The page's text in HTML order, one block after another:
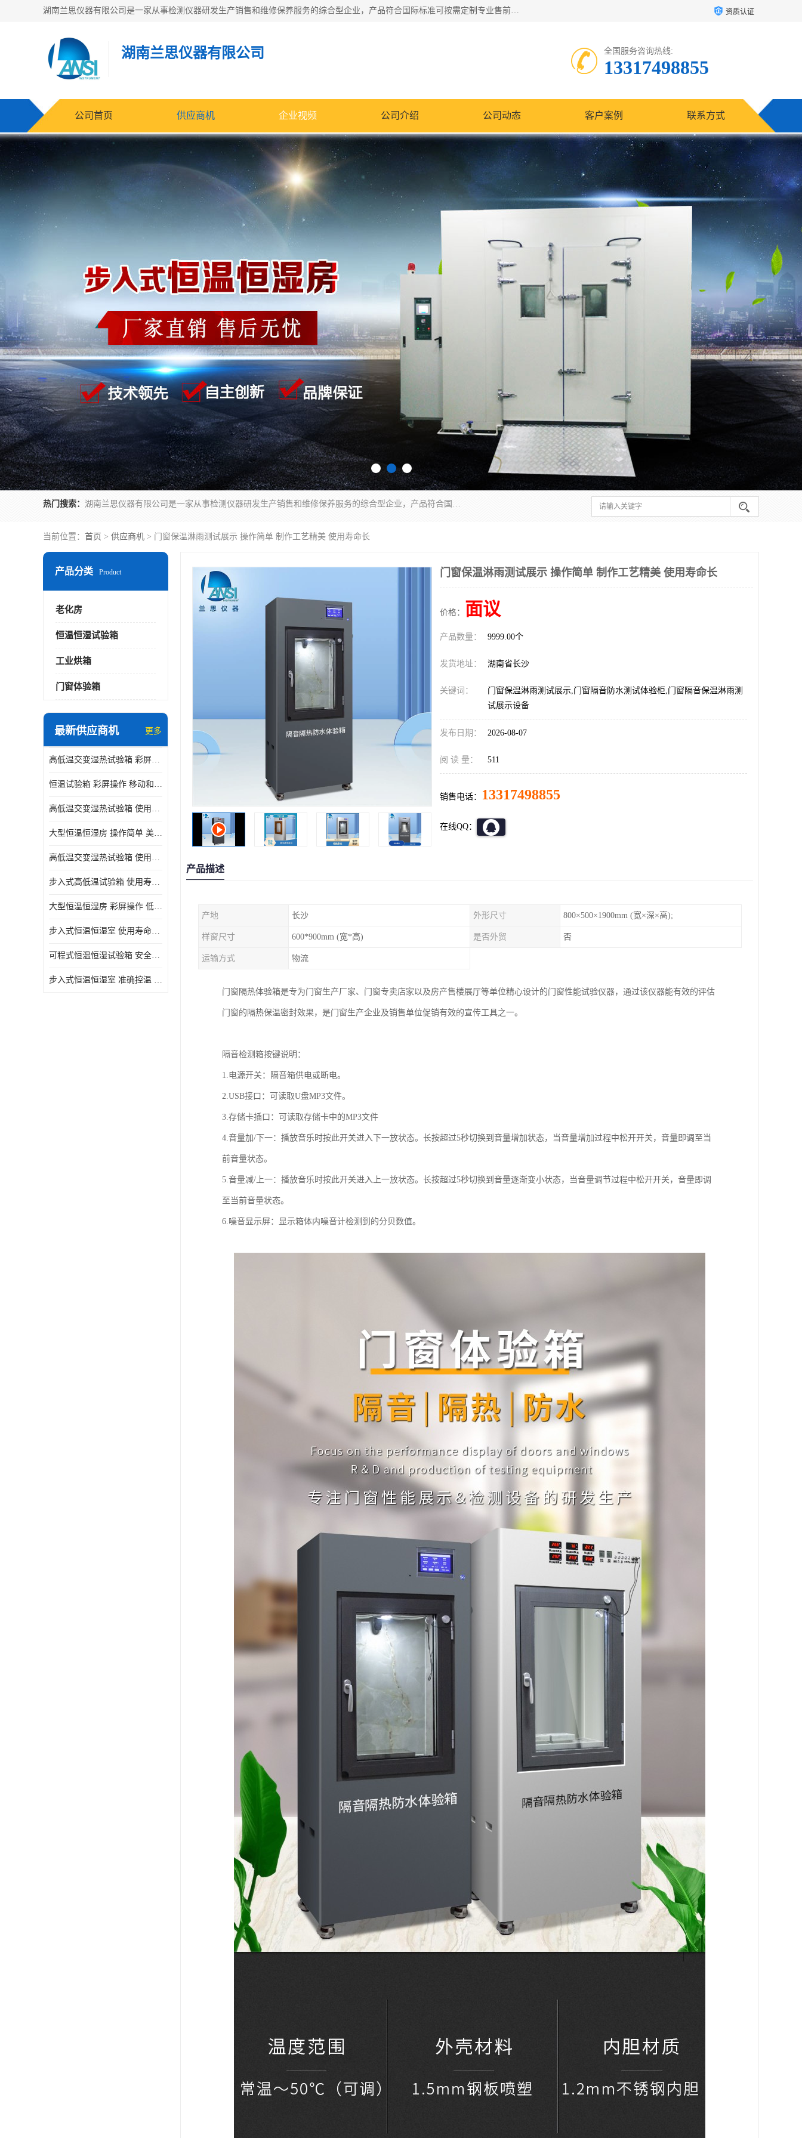
湖南兰思仪器有限公司是一家从事检测仪器研发生产销售和维修保养服务的综合型企业，产品符合国际标准可按需定制专业售前售后工程师，主要有门窗性能体验箱、门窗隔音展示箱、恒温恒湿试验箱、步入式恒温恒湿房、高低温试验箱、老化试验箱、老化试验房、恒温恒湿培养箱、水泥标准养护试验箱、电热鼓风干燥试验箱、真空干燥箱、工业烤箱、盐雾腐蚀试验箱等。 资质认证
湖南兰思仪器有限公司 全国服务咨询热线:
13317498855
公司首页 供应商机 企业视频 公司介绍 公司动态 客户案例 联系方式
热门搜索： 湖南兰思仪器有限公司是一家从事检测仪器研发生产销售和维修保养服务的综合型企业，产品符合国际标准可按需定制专业售前售后工程师，主要有门窗性能体验箱、门窗隔音展示箱、恒温恒湿试验箱、步入式恒温恒湿房、高低温试验箱、老化试验箱、老化试验房、恒温恒湿培养箱、水泥标准养护试验箱、电热鼓风干燥试验箱、真空干燥箱、工业烤箱、盐雾腐蚀试验箱等。
当前位置： 首页 > 供应商机 > 门窗保温淋雨测试展示 操作简单 制作工艺精美 使用寿命长
产品分类 Product
老化房
恒温恒湿试验箱
工业烘箱
门窗体验箱
最新供应商机 更多
高低温交变湿热试验箱 彩屏操作 移动和放置方便
恒温试验箱 彩屏操作 移动和放置方便
高低温交变湿热试验箱 使用寿命长 优良外油漆
大型恒温恒湿房 操作简单 美观实用 清洁更方便
高低温交变湿热试验箱 使用寿命长 造型美观大方新颖
步入式高低温试验箱 使用寿命长 低耗电量 平稳电流
大型恒温恒湿房 彩屏操作 低耗电量 平稳电流
步入式恒温恒湿室 使用寿命长 移动和放置方便
可程式恒温恒湿试验箱 安全可靠 美观实用 清洁更方便
步入式恒温恒湿室 准确控温 试验周期自动化程度高
门窗保温淋雨测试展示 操作简单 制作工艺精美 使用寿命长
价格： 面议
产品数量： 9999.00个
发货地址： 湖南省长沙
关键词：
门窗保温淋雨测试展示,门窗隔音防水测试体验柜,门窗隔音保温淋雨测
试展示设备
发布日期： 2026-08-07
阅 读 量： 511
销售电话： 13317498855
在线QQ：
产品描述
产地 长沙 外形尺寸 800×500×1900mm (宽×深×高);
样窗尺寸 600*900mm (宽*高) 是否外贸 否
运输方式 物流
门窗隔热体验箱是专为门窗生产厂家、门窗专卖店家以及房产售楼展厅等单位精心设计的门窗性能试验仪器，通过该仪器能有效的评估
门窗的隔热保温密封效果，是门窗生产企业及销售单位促销有效的宣传工具之一。
隔音检测箱按键说明：
1.电源开关：隔音箱供电或断电。
2.USB接口：可读取U盘MP3文件。
3.存储卡插口：可读取存储卡中的MP3文件
4.音量加/下一：播放音乐时按此开关进入下一放状态。长按超过5秒切换到音量增加状态，当音量增加过程中松开开关，音量即调至当
前音量状态。
5.音量减/上一：播放音乐时按此开关进入上一放状态。长按超过5秒切换到音量逐渐变小状态，当音量调节过程中松开开关，音量即调
至当前音量状态。
6.噪音显示屏：显示箱体内噪音计检测到的分贝数值。